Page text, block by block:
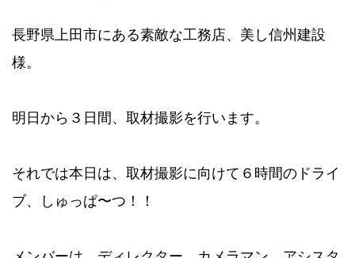
長野県上田市にある素敵な工務店、美し信州建設
様。
明日から３日間、取材撮影を行います。
それでは本日は、取材撮影に向けて６時間のドライ
ブ、しゅっぱ〜つ！！